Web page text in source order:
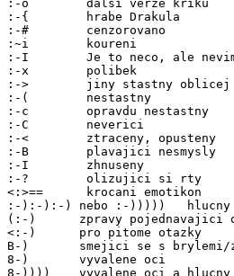
:-o        dalsi verze kriku
:-{        hrabe Drakula
:-#        cenzorovano
:~i        koureni
:-I        Je to neco, ale
:-x        polibek
:->        jiny stastny oblicej
:-(        nestastny
:-c        opravdu nestastny
:-C        neverici
:-<        ztraceny, opusteny
:-B        plavajici nesmysly
:-I        zhnuseny
:-?        olizujici si rty
<:>==      krocani emotikon
:-):-):-) nebo :-)))))   hlucny
(:-)      zpravy pojednavajici
<:-)      pro pitome otazky
B-)       smejici se s brylemi/
8-)       vyvalene oci
8-))))    vyvalene oci a hlucny